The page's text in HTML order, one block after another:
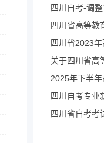
四川自考-调
四川省高等教
四川省2023
关于四川省高
2025年下半
四川自考专业
四川省自考考